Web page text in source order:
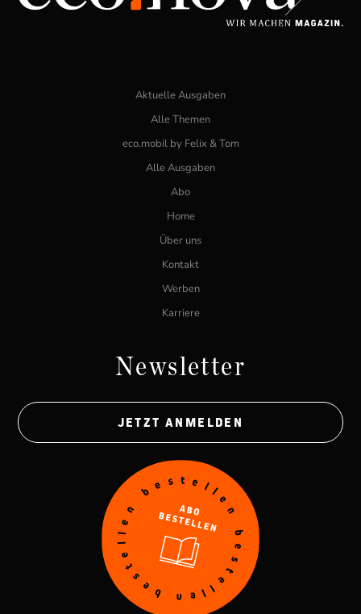
Aktuelle Ausgaben
Alle Themen
eco.mobil by Felix & Tom
Alle Ausgaben
Abo
Home
Über uns
Kontakt
Werben
Karriere
Newsletter
JETZT ANMELDEN